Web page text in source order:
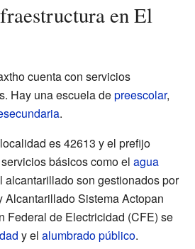
en El
cuenta con servicios
Hay una escuela depreescolar,
.
es 42613 y el prefijo
básicos como el agua
alcantarillado son gestionados por
Alcantarillado Sistema Actopan
Federal de Electricidad (CFE) se
y el alumbrado público.